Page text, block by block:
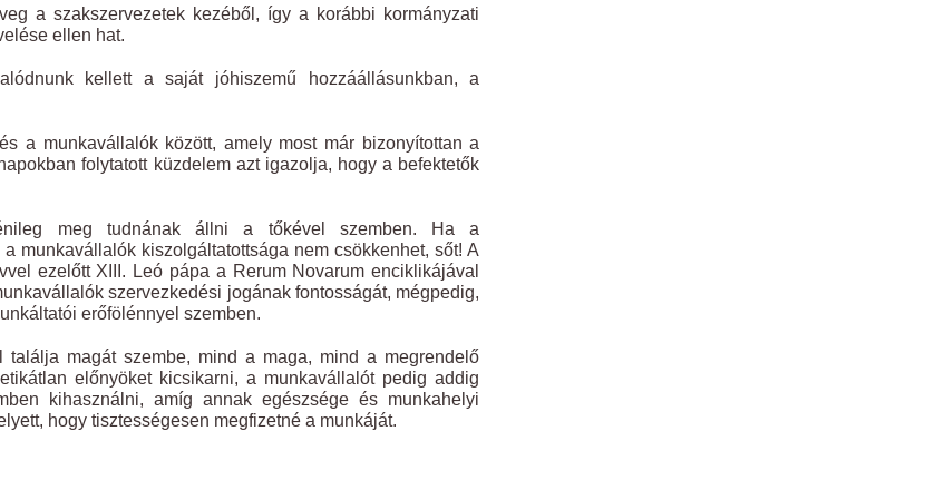
a szakszervezetek kezéből, így a korábbi kormányzati
ellen hat.
kellett a saját jóhiszemű hozzáállásunkban, a
a munkavállalók között, amely most már bizonyítottan a
folytatott küzdelem azt igazolja, hogy a befektetők
meg tudnának állni a tőkével szemben. Ha a
munkavállalók kiszolgáltatottsága nem csökkenhet, sőt! A
ezelőtt XIII. Leó pápa a Rerum Novarum enciklikájával
szervezkedési jogának fontosságát, mégpedig,
erőfölénnyel szemben.
magát szembe, mind a maga, mind a megrendelő
előnyöket kicsikarni, a munkavállalót pedig addig
kihasználni, amíg annak egészsége és munkahelyi
hogy tisztességesen megfizetné a munkáját.